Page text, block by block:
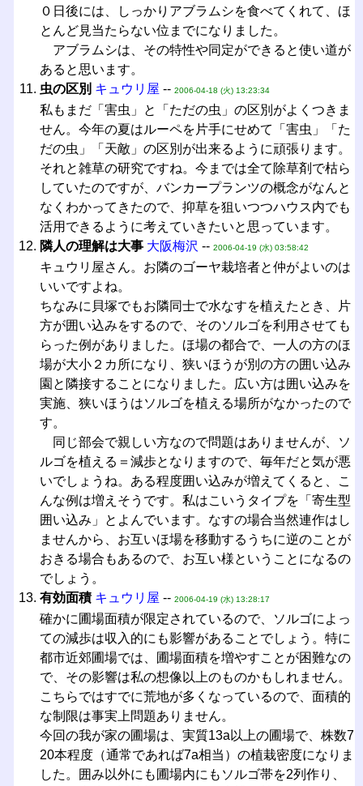
０日後には、しっかりアブラムシを食べてくれて、ほ
とんど見当たらない位までになりました。
アブラムシは、その特性や同定ができると使い道が
あると思います。
虫の区別 キュウリ屋 -- 2006-04-18 (火) 13:23:34
私もまだ「害虫」と「ただの虫」の区別がよくつきま
せん。今年の夏はルーペを片手にせめて「害虫」「た
だの虫」「天敵」の区別が出来るように頑張ります。
それと雑草の研究ですね。今までは全て除草剤で枯ら
していたのですが、バンカープランツの概念がなんと
なくわかってきたので、抑草を狙いつつハウス内でも
活用できるように考えていきたいと思っています。
隣人の理解は大事 大阪梅沢 -- 2006-04-19 (水) 03:58:42
キュウリ屋さん。お隣のゴーヤ栽培者と仲がよいのは
いいですよね。
ちなみに貝塚でもお隣同士で水なすを植えたとき、片
方が囲い込みをするので、そのソルゴを利用させても
らった例がありました。ほ場の都合で、一人の方のほ
場が大小２カ所になり、狭いほうが別の方の囲い込み
園と隣接することになりました。広い方は囲い込みを
実施、狭いほうはソルゴを植える場所がなかったので
す。
同じ部会で親しい方なので問題はありませんが、ソ
ルゴを植える＝減歩となりますので、毎年だと気が悪
いでしょうね。ある程度囲い込みが増えてくると、こ
んな例は増えそうです。私はこいうタイプを「寄生型
囲い込み」とよんでいます。なすの場合当然連作はし
ませんから、お互いほ場を移動するうちに逆のことが
おきる場合もあるので、お互い様ということになるの
でしょう。
有効面積 キュウリ屋 -- 2006-04-19 (水) 13:28:17
確かに圃場面積が限定されているので、ソルゴによっ
ての減歩は収入的にも影響があることでしょう。特に
都市近郊圃場では、圃場面積を増やすことが困難なの
で、その影響は私の想像以上のものかもしれません。
こちらではすでに荒地が多くなっているので、面積的
な制限は事実上問題ありません。
今回の我が家の圃場は、実質13a以上の圃場で、株数7
20本程度（通常であれば7a相当）の植栽密度になりま
した。囲み以外にも圃場内にもソルゴ帯を2列作り、